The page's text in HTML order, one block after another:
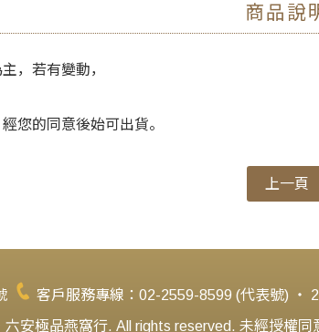
商品說
，若有變動，
您的同意後始可出貨。
上一頁
客戶服務專線：02-2559-8599 (代表號) ‧
安極品燕窩行. All rights reserved. 未經授權同